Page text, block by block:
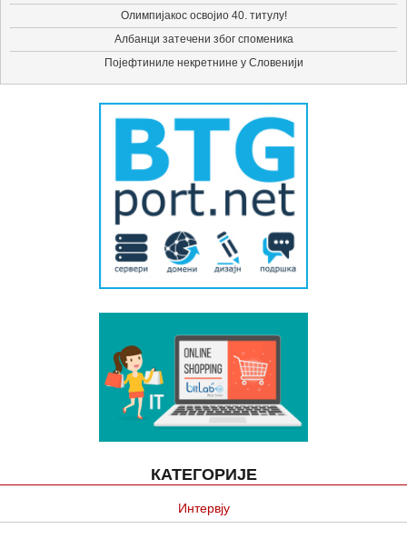
Олимпијакос освојио 40. титулу!
Албанци затечени због споменика
Појефтиниле некретнине у Словенији
КАТЕГОРИЈЕ
Интервју